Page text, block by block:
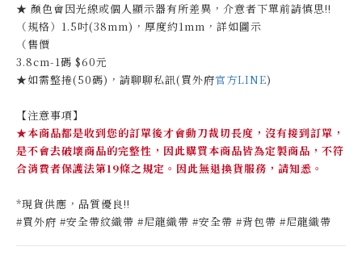
★ 顏色會因光線或個人顯示器有所差異，介意者下單前請慎思!!
（規格）1.5吋(38mm)，厚度約1mm，詳如圖示
（售價
3.8cm-1碼 $60元
★如需整捲(50碼)，請聊聊私訊(買外府官方LINE)
【注意事項】
★本商品都是收到您的訂單後才會動刀裁切長度，沒有接到訂單，
是不會去破壞商品的完整性，因此購買本商品皆為定製商品，不符
合消費者保護法第19條之規定。因此無退換貨服務，請知悉。
*現貨供應，品質優良!!
#買外府 #安全帶紋織帶 #尼龍織帶 #安全帶 #背包帶 #尼龍織帶